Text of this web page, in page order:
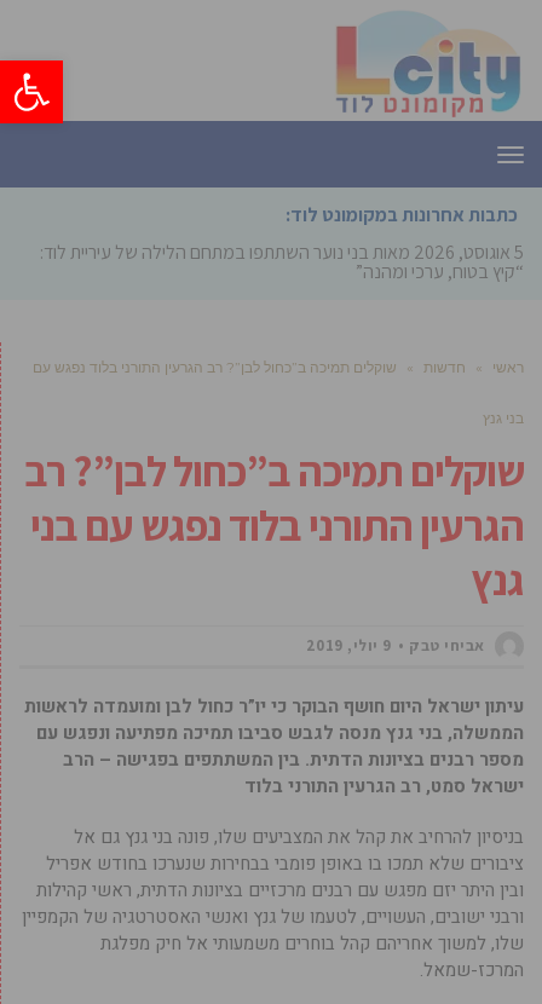
פתח
תפריט
כתבות אחרונות במקומונט לוד:
5 אוגוסט, 2026
מאות בני נוער השתתפו במתחם הלילה של עיריית לוד:
“קיץ בטוח, ערכי ומהנה”
ראשי » חדשות » שוקלים תמיכה ב”כחול לבן”? רב הגרעין התורני בלוד נפגש עם
בני גנץ
שוקלים תמיכה ב”כחול לבן”? רב
הגרעין התורני בלוד נפגש עם בני
גנץ
אביחי טבק 9 יולי, 2019
עיתון ישראל היום חושף הבוקר כי יו”ר כחול לבן ומועמדה לראשות
הממשלה, בני גנץ מנסה לגבש סביבו תמיכה מפתיעה ונפגש עם
מספר רבנים בציונות הדתית. בין המשתתפים בפגישה – הרב
ישראל סמט, רב הגרעין התורני בלוד
בניסיון להרחיב את קהל את המצביעים שלו, פונה בני גנץ גם אל
ציבורים שלא תמכו בו באופן פומבי בבחירות שנערכו בחודש אפריל
ובין היתר יזם מפגש עם רבנים מרכזיים בציונות הדתית, ראשי קהילות
ורבני ישובים, העשויים, לטעמו של גנץ ואנשי האסטרטגיה של הקמפיין
שלו, למשוך אחריהם קהל בוחרים משמעותי אל חיק מפלגת
המרכז-שמאל.